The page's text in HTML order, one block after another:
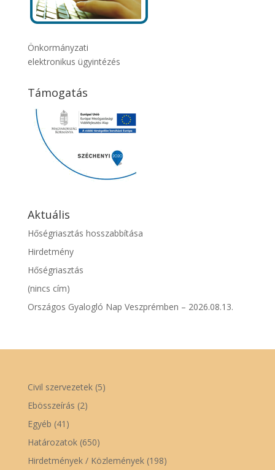
Önkormányzati
elektronikus ügyintézés
Támogatás
Aktuális
Hőségriasztás hosszabbítása
Hirdetmény
Hőségriasztás
(nincs cím)
Országos Gyalogló Nap Veszprémben – 2026.08.13.
Civil szervezetek(5)
Ebösszeírás (2)
Egyéb (41)
Határozatok(650)
Hirdetmények / Közlemények(198)